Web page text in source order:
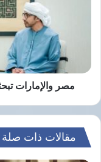
مصر والإمارات
مقالات ذات صلة